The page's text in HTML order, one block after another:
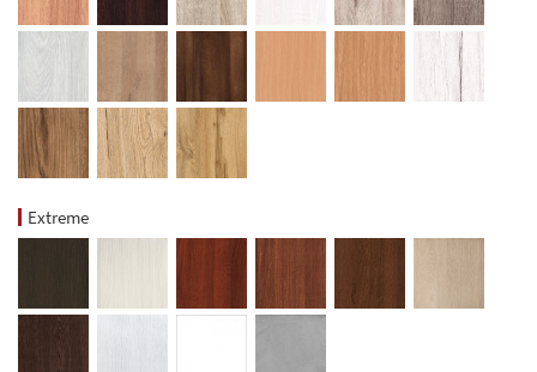
Extreme